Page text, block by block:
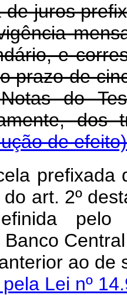
de juros
e
prazo de
do
de efeito)
art. 2º
ao
Lei nº